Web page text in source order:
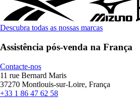
Descubra todas as nossas marcas
Assistência pós-venda na França
Contacte-nos
11 rue Bernard Maris
37270 Montlouis-sur-Loire, França
+33 1 86 47 62 58